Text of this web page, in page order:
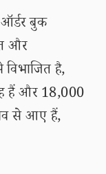
बुक
और
विभाजित है,
हैं और 18,000
से आए हैं,